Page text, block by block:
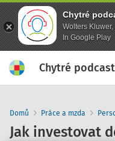
Chytré
Wolters Kluwer,
In Google Play
Chytré
Domů Práce a mzda
Jak investovat